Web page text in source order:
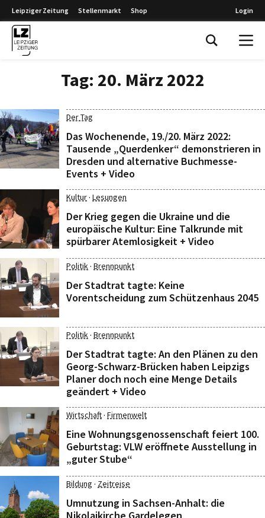
Leipziger Zeitung Stellenmarkt Shop Login
Tag: 20. März 2022
Der Tag
Das Wochenende, 19./20. März 2022:
Tausende „Querdenker“ demonstrieren in
Dresden und alternative Buchmesse-
Events + Video
Kultur· Lesungen
Der Krieg gegen die Ukraine und die
europäische Kultur: Eine Talkrunde mit
spürbarer Atemlosigkeit + Video
Politik· Brennpunkt
Der Stadtrat tagte: Keine
Vorentscheidung zum Schützenhaus 2045
Politik· Brennpunkt
Der Stadtrat tagte: An den Plänen zu den
Georg-Schwarz-Brücken haben Leipzigs
Planer doch noch eine Menge Details
geändert + Video
Wirtschaft· Firmenwelt
Eine Wohnungsgenossenschaft feiert 100.
Geburtstag: VLW eröffnete Ausstellung in
„guter Stube“
Bildung · Zeitreise
Umnutzung in Sachsen-Anhalt: die